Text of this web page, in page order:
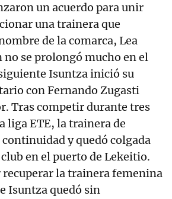
un acuerdo para unir
una trainera que
de la comarca, Lea
se prolongó mucho en el
Isuntza inició su
con Fernando Zugasti
Tras competir durante tres
liga ETE, la trainera de
y quedó colgada
en el puerto de Lekeitio.
la trainera femenina
Isuntza quedó sin